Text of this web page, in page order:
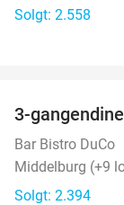
Solgt: 2.558
3-
Bar Bistro DuCo
Middelburg (+9
Solgt: 2.394